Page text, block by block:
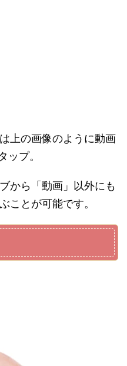
上の画像のように動画
ップ。
から「動画」以外にも
ことが可能です。